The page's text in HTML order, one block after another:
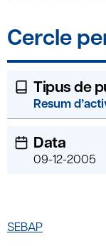
Cercle
Tipus de
Resum
Data
09-12-2005
SEBAP